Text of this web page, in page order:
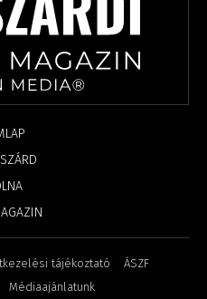
tájékoztató
ÁSZF
Médiaajánlatunk